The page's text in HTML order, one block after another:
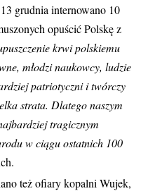
grudnia internowano 10
opuścić Polskę z
krwi polskiemu
młodzi naukowcy, ludzie
patriotyczni i twórczy
strata. Dlatego naszym
tragicznym
w ciągu ostatnich 100
też ofiary kopalni Wujek,